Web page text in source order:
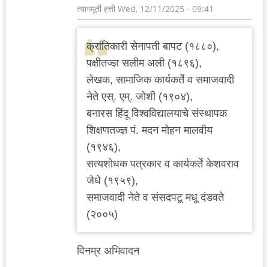
त्यागमूर्ती हत्ती Wed, 12/11/2025 - 09:41
क्रांतिकारी सेनापती बापट (१८८०),
पक्षीतज्ज्ञ सलीम अली (१८९६),
लेखक, सामाजिक कार्यकर्ते व समाजवादी
नेते एस्. एम्. जोशी (१९०४),
बनारस हिंदू विश्वविद्यालयाचे संस्थापक
शिक्षणतज्ज्ञ पं. मदन मोहन मालवीय
(१९४६),
सत्यशोधक पत्रकार व कार्यकर्ते केशवराव
जेधे (१९५९),
समाजवादी नेते व संसदपटू मधू दंडवते
(२००५)
विनम्र अभिवादन